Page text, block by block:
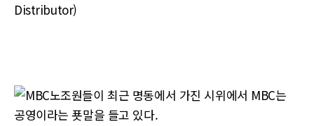
Distributor)